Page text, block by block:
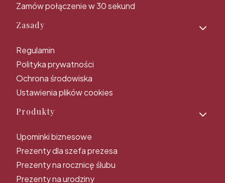
Zamów połączenie w 30 sekund
Zasady
Regulamin
Polityka prywatności
Ochrona środowiska
Ustawienia plików cookies
Produkty
Upominki biznesowe
Prezenty dla szefa prezesa
Prezenty na rocznicę ślubu
Prezenty na urodziny